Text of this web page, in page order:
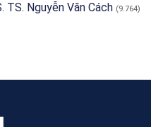
TS. Nguyễn Văn Cách (9.764)